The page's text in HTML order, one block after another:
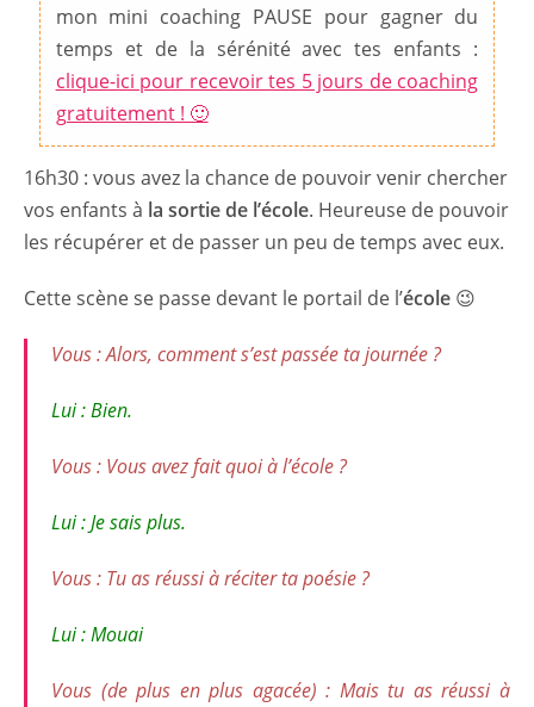
mon mini coaching PAUSE pour gagner du
temps et de la sérénité avec tes enfants :
clique-ici pour recevoir tes 5 jours de coaching
gratuitement ! 🙂
16h30 : vous avez la chance de pouvoir venir chercher
vos enfants à la sortie de l’école. Heureuse de pouvoir
les récupérer et de passer un peu de temps avec eux.
Cette scène se passe devant le portail de l’école 😉
Vous : Alors, comment s’est passée ta journée ?
Lui : Bien.
Vous: Vous avez fait quoi à l’école ?
Lui :Je sais plus.
Vous : Tu as réussi à réciter ta poésie ?
Lui : Mouai
Vous (de plus en plus agacée) : Mais tu as réussi à